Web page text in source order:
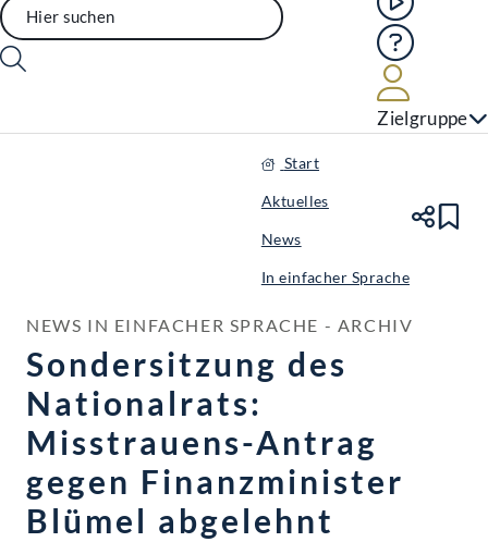
Hilfe
Zielgruppe
Start
Aktuelles
News
In einfacher Sprache
NEWS IN EINFACHER SPRACHE - ARCHIV
Sondersitzung des
Nationalrats:
Misstrauens-Antrag
gegen Finanzminister
Blümel abgelehnt